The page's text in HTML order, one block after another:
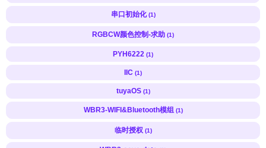
串口初始化 (1)
RGBCW颜色控制-求助 (1)
PYH6222 (1)
IIC (1)
tuyaOS (1)
WBR3-WIFI&Bluetooth模组 (1)
临时授权 (1)